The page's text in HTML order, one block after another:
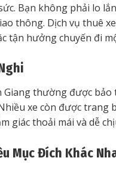
Bạn không phải lo
thông. Dịch vụ thuê
tận hưởng chuyến đi
Giang thường được
xe còn được trang
giác thoải mái và dễ
Mục Đích Khác